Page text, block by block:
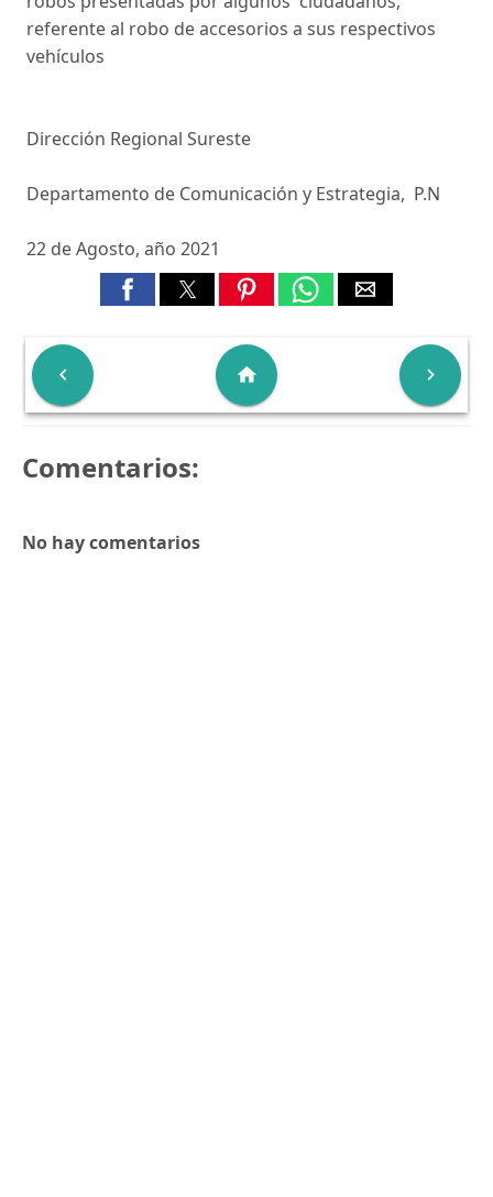
referente al robo de accesorios a sus respectivos
vehículos
Dirección Regional Sureste
Departamento de Comunicación y Estrategia, P.N
22 de Agosto, año 2021
 
home
Comentarios:
No hay comentarios